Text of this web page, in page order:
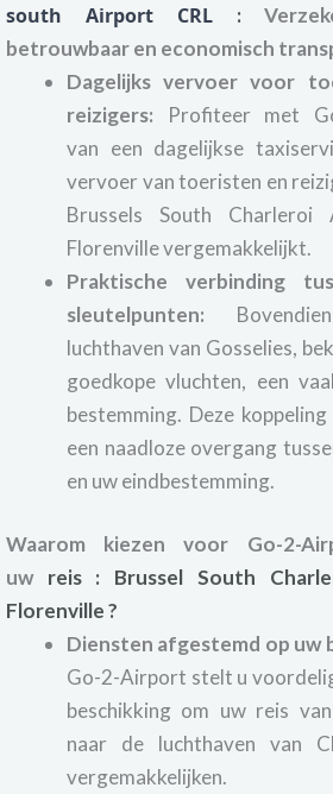
south Airport CRL :
betrouwbaar en economisch
Dagelijks vervoer voor
reizigers: Profiteer met
van een dagelijkse
vervoer van toeristen en
Brussels South Charleroi
Florenville vergemakkelijkt.
Praktische verbinding
sleutelpunten:
luchthaven van Gosselies,
goedkope vluchten, een
bestemming. Deze
een naadloze overgang
en uw eindbestemming.
Waarom kiezen voor Go-2-
uw reis: Brussel South
Florenville ?
Diensten afgestemd op uw
Go-2-Airport stelt u
beschikking om uw reis
naar de luchthaven van
vergemakkelijken.